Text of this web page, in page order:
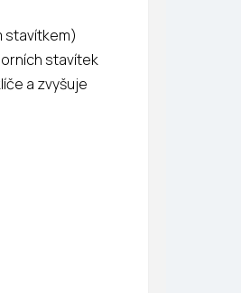
stavítkem)
stavítek
a zvyšuje